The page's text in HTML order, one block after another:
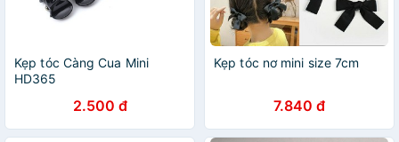
Kẹp tóc Càng Cua Mini
HD365
2.500 đ
Kẹp tóc nơ mini size 7cm
7.840 đ